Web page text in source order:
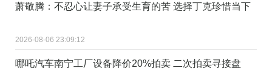
萧敬腾：不忍心让妻子承受生育的苦 选择丁克珍惜当下
2026-08-06 23:09:12
哪吒汽车南宁工厂设备降价20%拍卖 二次拍卖寻接盘